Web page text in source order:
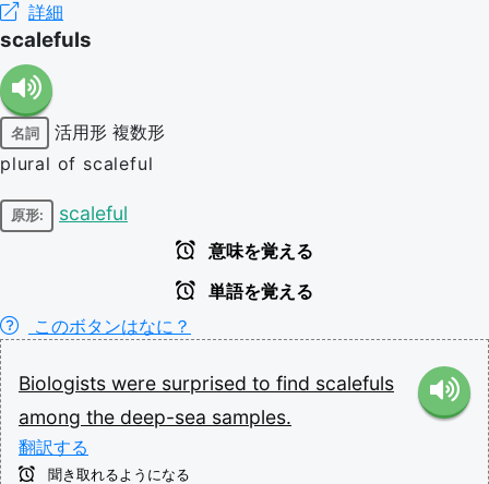
詳細
scalefuls
名詞 活用形 複数形
plural of scaleful
原形: scaleful
意味を覚える
単語を覚える
このボタンはなに？
Biologists were surprised to find scalefuls
among the deep-sea samples.
翻訳する
聞き取れるようになる